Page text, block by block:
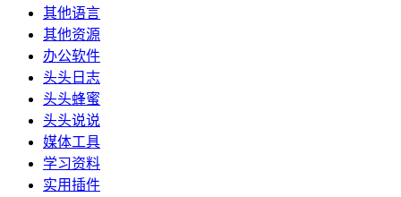
其他语言
其他资源
办公软件
头头日志
头头蜂蜜
头头说说
媒体工具
学习资料
实用插件